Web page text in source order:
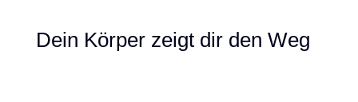
Dein Körper zeigt dir den Weg